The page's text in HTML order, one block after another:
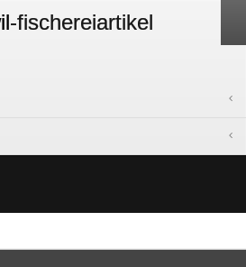
-fischereiartikel